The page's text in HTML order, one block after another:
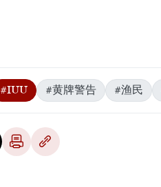
#IUU #黄牌警告 #渔民